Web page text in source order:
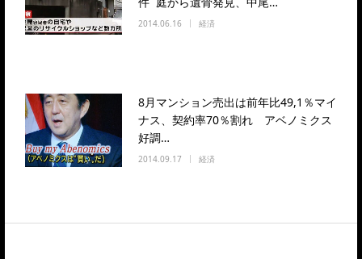
2014.06.16 経済
8月マンション売出は前年比49,1％マイ
ナス、契約率70％割れ アベノミクス
好調…
2014.09.17 経済